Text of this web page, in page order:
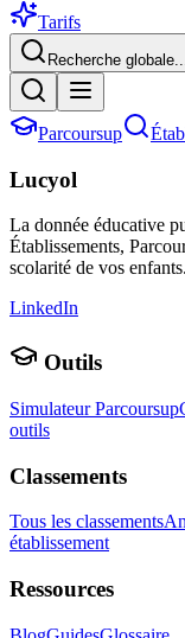
Tarifs
Recherche
Parcoursup
Lucyol
La donnée éducative
Établissements,
scolarité de vos enfants.
LinkedIn
Outils
Simulateur Parcoursup
outils
Classements
Tous les classements
établissement
Ressources